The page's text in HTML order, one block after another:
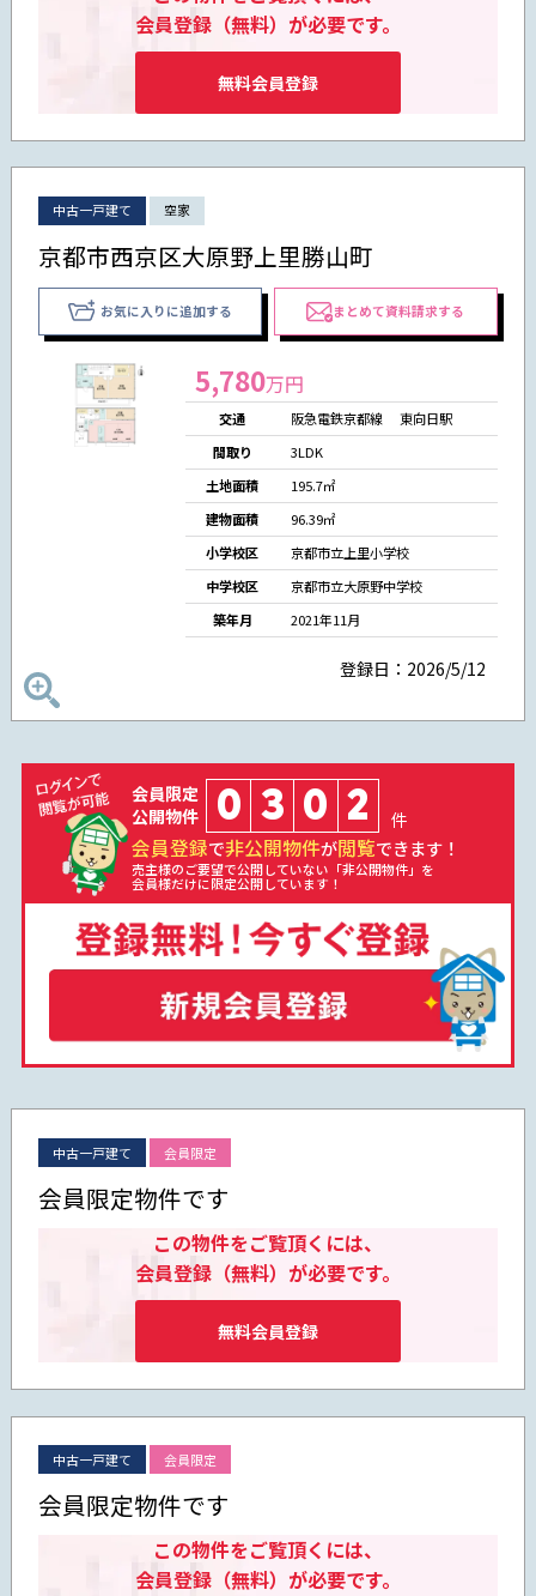
会員登録（無料）が必要です。
無料会員登録
中古一戸建て 空家
京都市西京区大原野上里勝山町
お気に入りに追加する まとめて資料請求する
5,780万円
交通
阪急電鉄京都線 東向日駅
間取り
3LDK
土地面積
195.7㎡
建物面積
96.39㎡
小学校区
京都市立上里小学校
中学校区
京都市立大原野中学校
築年月
2021年11月
登録日：2026/5/12
会員限定
公開物件
0 3 0 2 件
会員登録で非公開物件が閲覧できます！
売主様のご要望で公開していない「非公開物件」を
会員様だけに限定公開しています！
中古一戸建て 会員限定
会員限定物件です
この物件をご覧頂くには、
会員登録（無料）が必要です。
無料会員登録
中古一戸建て 会員限定
会員限定物件です
この物件をご覧頂くには、
会員登録（無料）が必要です。